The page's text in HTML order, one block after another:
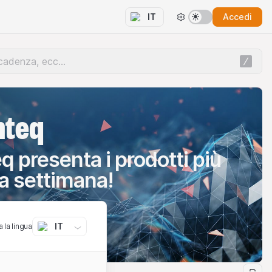
IT Accedi
presenta i prodotti più
settimana!
la lingua IT